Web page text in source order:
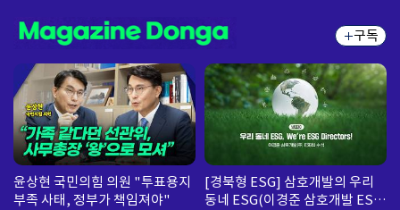
구독
윤상현 국민의힘 의원 "투표용지
부족 사태, 정부가 책임져야"
[경북형 ESG] 삼호개발의 우리
동네 ESG(이경준 삼호개발 ESG